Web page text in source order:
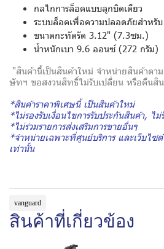
กลไกการล็อคแบบลูกบิดเดียว
ระบบล็อคเพื่อความปลอดภัยสำหรับ
ขนาดกะทัดรัด 3.12" (7.3ซม.)
น้ำหนักเบา 9.6 ออนซ์ (272 กรัม)
"สินค้านี้เป็นสินค้าใหม่ จําหน่ายสินค้าตา
ษัทฯ ขอสงวนสิทธิ์ไม่รับเปลี่ยน หรือคืนสิ
*สินค้าราคาพิเศษนี้ เป็นสินค้าใหม่
*ไม่รองรับเงื่อนไขการรับประกันสินค้า, ไ
*ไม่ร่วมรายการส่งเสริมการขายอื่นๆ
*จำหน่ายเฉพาะที่ศูนย์บริการ และเว็บไ
เท่านั้น
vanguard
สินค้าที่เกี่ยวข้อง